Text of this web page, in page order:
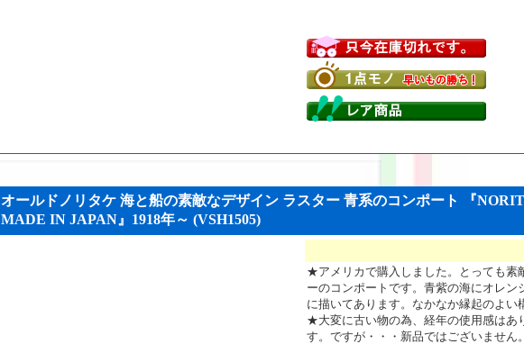
オールドノリタケ 海と船の素敵なデザイン ラスター 青系のコンポート 『
MADE IN JAPAN』1918年～ (VSH1505)
★アメリカで購入しました。とっても素
ーのコンポートです。青紫の海にオレン
に描いてあります。なかなか縁起のよい
★大変に古い物の為、経年の使用感はあ
す。ですが・・・新品ではございません